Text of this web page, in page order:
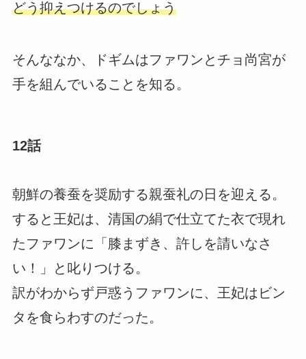
どう抑えつけるのでしょう
そんななか、ドギムはファワンとチョ尚宮が
手を組んでいることを知る。
12話
朝鮮の養蚕を奨励する親蚕礼の日を迎える。
すると王妃は、清国の絹で仕立てた衣で現れ
たファワンに「膝まずき、許しを請いなさ
い！」と叱りつける。
訳がわからず戸惑うファワンに、王妃はビン
タを食らわすのだった。